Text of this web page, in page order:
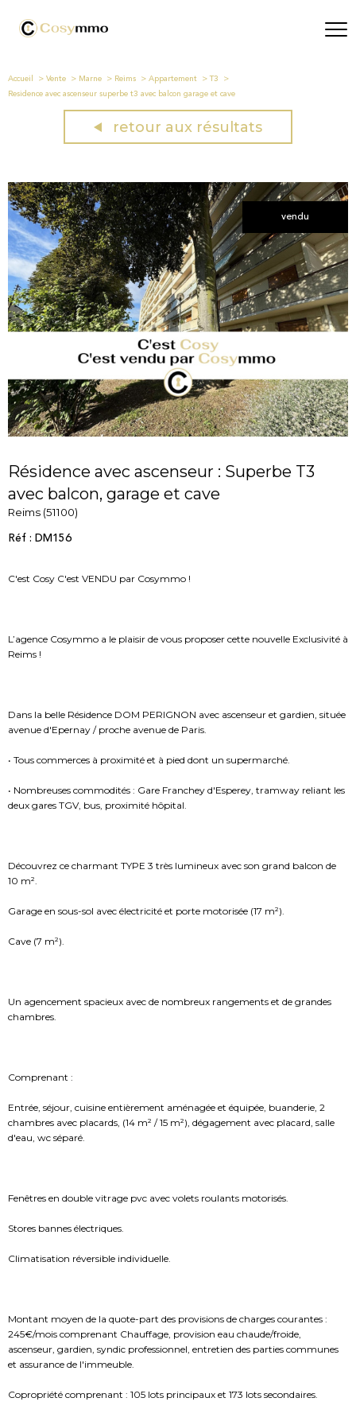
Accueil Vente Marne Reims Appartement
T3
Residence avec ascenseur superbe t3 avec balcon garage et cave
retour aux résultats
vendu
Résidence avec ascenseur : Superbe T3
avec balcon, garage et cave
Reims (51100)
Réf : DM156
C'est Cosy C'est VENDU par Cosymmo !
L’agence Cosymmo a le plaisir de vous proposer cette nouvelle Exclusivité à
Reims !
Dans la belle Résidence DOM PERIGNON avec ascenseur et gardien, située
avenue d'Epernay / proche avenue de Paris.
• Tous commerces à proximité et à pied dont un supermarché.
• Nombreuses commodités : Gare Franchey d'Esperey, tramway reliant les
deux gares TGV, bus, proximité hôpital.
Découvrez ce charmant TYPE 3 très lumineux avec son grand balcon de
10 m².
Garage en sous-sol avec électricité et porte motorisée (17 m²).
Cave (7 m²).
Un agencement spacieux avec de nombreux rangements et de grandes
chambres.
Comprenant :
Entrée, séjour, cuisine entièrement aménagée et équipée, buanderie, 2
chambres avec placards, (14 m² / 15 m²), dégagement avec placard, salle
d'eau, wc séparé.
Fenêtres en double vitrage pvc avec volets roulants motorisés.
Stores bannes électriques.
Climatisation réversible individuelle.
Montant moyen de la quote-part des provisions de charges courantes :
245€/mois comprenant Chauffage, provision eau chaude/froide,
ascenseur, gardien, syndic professionnel, entretien des parties communes
et assurance de l'immeuble.
Copropriété comprenant : 105 lots principaux et 173 lots secondaires.